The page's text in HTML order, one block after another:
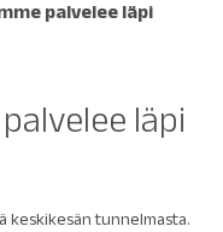
palvelee läpi
läpi
keskikesän tunnelmasta.